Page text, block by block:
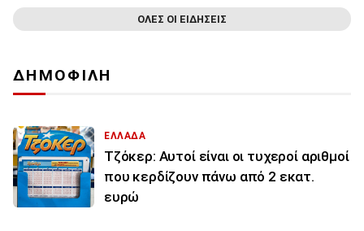
ΟΛΕΣ ΟΙ ΕΙΔΗΣΕΙΣ
ΔΗΜΟΦΙΛΗ
ΕΛΛΑΔΑ
Τζόκερ: Αυτοί είναι οι τυχεροί αριθμοί
που κερδίζουν πάνω από 2 εκατ.
ευρώ